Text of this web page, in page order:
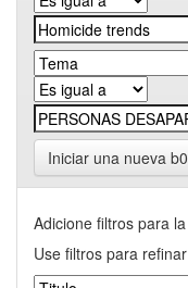
Iniciar una nueva
Adicione filtros para
Use filtros para